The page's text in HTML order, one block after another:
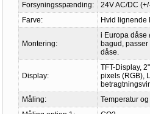
Forsyningsspænding:
24V AC/DC
Farve:
Hvid lignende
Montering:
i Europa dåse
bagud,
dåse.
Display:
TFT-Display,
pixels (RGB),
Måling:
Temperatur